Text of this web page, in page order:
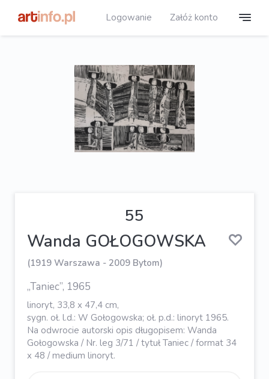
Logowanie Załóż konto
55
Wanda GOŁOGOWSKA
(1919 Warszawa - 2009 Bytom)
„Taniec”, 1965
linoryt, 33,8 x 47,4 cm,
sygn. oł. l.d.: W Gołogowska; oł. p.d.: linoryt 1965.
Na odwrocie autorski opis długopisem: Wanda
Gołogowska / Nr. leg 3/71 / tytuł Taniec / format 34
x 48 / medium linoryt.